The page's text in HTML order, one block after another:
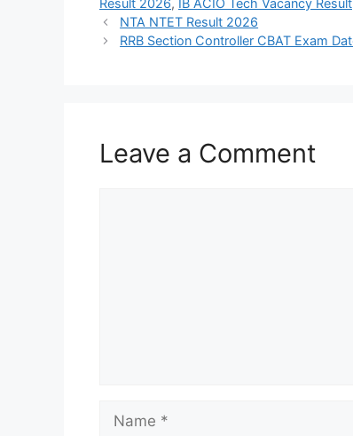
Result 2026, IB ACIO Tech Vacancy Result
NTA NTET Result 2026
RRB Section Controller CBAT Exam
Leave a Comment